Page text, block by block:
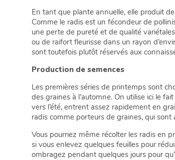
En tant que plante annuelle, elle produit
Comme le radis est un fécondeur de
une perte de pureté et de qualité
ou de raifort fleurisse dans un rayon
sont toutefois plutôt réservés aux
Production de semences
Les premières séries de printemps sont
des graines à l’automne. On utilise ici le
vers l’été, entrent assez rapidement en
radis comme porteurs de graines, qui sont
Vous pourriez même récolter les radis en
si vous enlevez quelques feuilles pour
ombragez pendant quelques jours pour